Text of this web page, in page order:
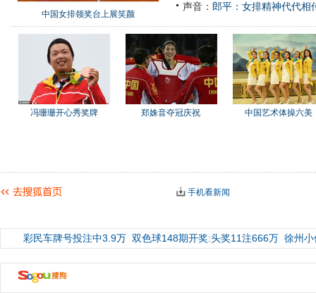
中国女排领奖台上展笑颜
声音： 郎平：女排精神代代相
冯珊珊开心秀奖牌 郑姝音夺冠庆祝 中国艺术体操六美
手机看新闻
彩民车牌号投注中3.9万 双色球148期开奖:头奖11注666万 徐州